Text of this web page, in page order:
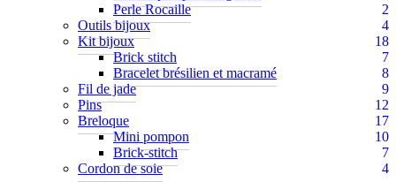
Perle Rocaille
2
Outils bijoux
4
Kit bijoux
18
Brick stitch
7
Bracelet brésilien et macramé
8
Fil de jade
9
Pins
12
Breloque
17
Mini pompon
10
Brick-stitch
7
Cordon de soie
4